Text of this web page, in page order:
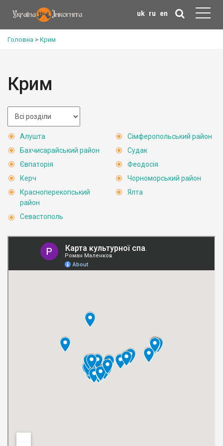
uk ru en
Головна > Крим
Крим
Алушта
Бахчисарайський район
Євпаторія
Керч
Красноперекопський
район
Севастополь
Сімферопольський район
Судак
Феодосія
Чорноморський район
Ялта